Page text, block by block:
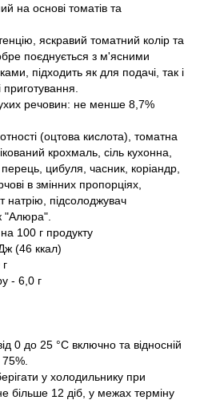
на основі томатів та
яскравий томатний колір та
поєднується з м'ясними
підходить як для подачі, так і
речовин: не менше 8,7%
(оцтова кислота), томатна
крохмаль, сіль кухонна,
цибуля, часник, коріандр,
в змінних пропорціях,
натрію, підсолоджувач
"Алюра".
100 г продукту
(46 ккал)
- 6,0 г
0 до 25 °C включно та відносній
у холодильнику при
більше 12 діб, у межах терміну